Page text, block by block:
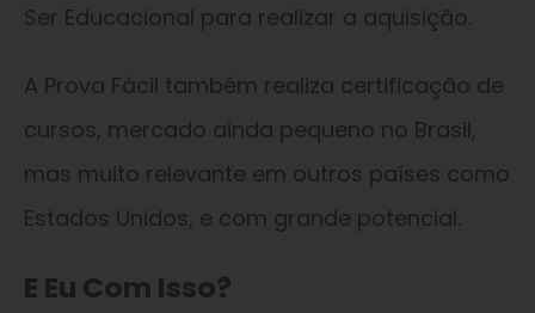
Ser Educacional para realizar a aquisição.
A Prova Fácil também realiza certificação de
cursos, mercado ainda pequeno no Brasil,
mas muito relevante em outros países como
Estados Unidos, e com grande potencial.
E Eu Com Isso?